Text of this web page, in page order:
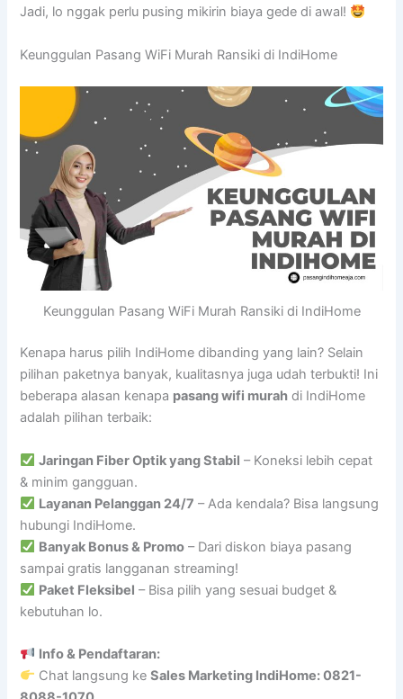
Jadi, lo nggak perlu pusing mikirin biaya gede di awal!
Keunggulan Pasang WiFi Murah Ransiki di IndiHome
Keunggulan Pasang WiFi Murah Ransiki di IndiHome
Kenapa harus pilih IndiHome dibanding yang lain? Selain
pilihan paketnya banyak, kualitasnya juga udah terbukti! Ini
beberapa alasan kenapa pasang wifi murah di IndiHome
adalah pilihan terbaik:
Jaringan Fiber Optik yang Stabil – Koneksi lebih cepat
& minim gangguan.
Layanan Pelanggan 24/7 – Ada kendala? Bisa langsung
hubungi IndiHome.
Banyak Bonus & Promo – Dari diskon biaya pasang
sampai gratis langganan streaming!
Paket Fleksibel – Bisa pilih yang sesuai budget &
kebutuhan lo.
Info & Pendaftaran:
Chat langsung keSales Marketing IndiHome: 0821-